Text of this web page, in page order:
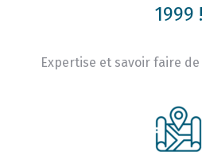
1999 !
Expertise et savoir faire